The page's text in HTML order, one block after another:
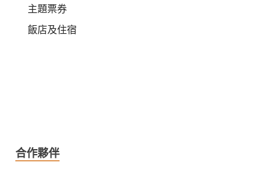
主題票券
飯店及住宿
合作夥伴